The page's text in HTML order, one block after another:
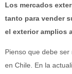
Los mercados
tanto para vender
el exterior amplios
Pienso que debe
en Chile. En la